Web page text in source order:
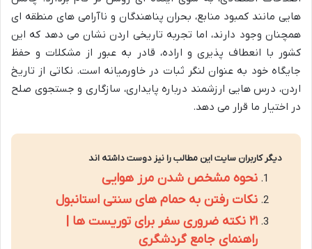
هایی مانند کمبود منابع، بحران پناهندگان و ناآرامی های منطقه ای
همچنان وجود دارند، اما تجربه تاریخی اردن نشان می دهد که این
کشور با انعطاف پذیری و اراده، قادر به عبور از مشکلات و حفظ
جایگاه خود به عنوان لنگر ثبات در خاورمیانه است. نکاتی از تاریخ
اردن، درس هایی ارزشمند درباره پایداری، سازگاری و جستجوی صلح
در اختیار ما قرار می دهد.
دیگر کاربران سایت این مطالب را نیز دوست داشته اند
نحوه مشخص شدن مرز هوایی
نکات رفتن به حمام های سنتی استانبول
۲۱ نکته ضروری سفر برای توریست ها |
راهنمای جامع گردشگری